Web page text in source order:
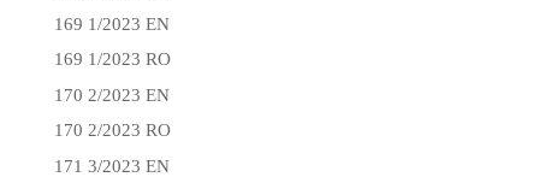
169 1/2023 EN
169 1/2023 RO
170 2/2023 EN
170 2/2023 RO
171 3/2023 EN